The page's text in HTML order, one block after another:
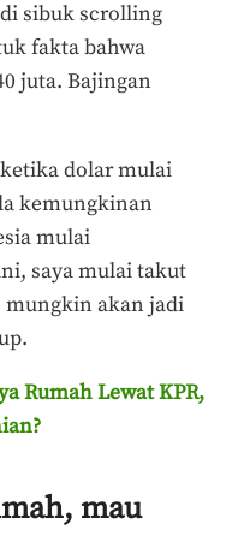
sibuk scrolling
fakta bahwa
juta. Bajingan
dolar mulai
kemungkinan
mulai
saya mulai takut
mungkin akan jadi
Rumah Lewat KPR,
mau